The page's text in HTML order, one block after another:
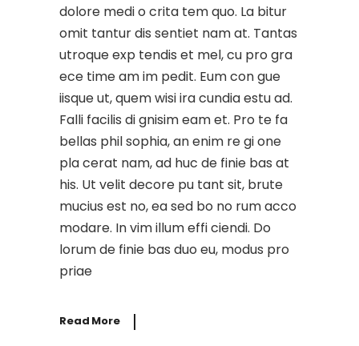
dolore medi o crita tem quo. La bitur
omit tantur dis sentiet nam at. Tantas
utroque exp tendis et mel, cu pro gra
ece time am im pedit. Eum con gue
iisque ut, quem wisi ira cundia estu ad.
Falli facilis di gnisim eam et. Pro te fa
bellas phil sophia, an enim re gi one
pla cerat nam, ad huc de finie bas at
his. Ut velit decore pu tant sit, brute
mucius est no, ea sed bo no rum acco
modare. In vim illum effi ciendi. Do
lorum de finie bas duo eu, modus pro
priae
Read More